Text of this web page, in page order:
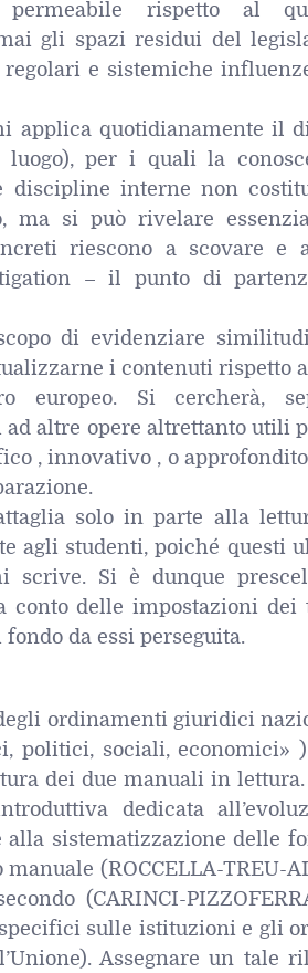
permeabile rispetto al
gli spazi residui del
e sistemiche
applica quotidianamente il
per i quali la
discipline interne non
ma si può rivelare
riescono a scovare e
– il punto di
di evidenziare
i contenuti rispetto
Si cercherà,
altre opere altrettanto utili
, innovativo , o
solo in parte alla
agli studenti, poiché questi
scrive. Si è dunque
conto delle impostazioni dei
da essi perseguita.
ordinamenti giuridici
politici, sociali, economici»
dei due manuali in lettura.
dedicata
alla sistematizzazione delle
(ROCCELLA-TREU-
(CARINCI-
sulle istituzioni e gli
Assegnare un tale